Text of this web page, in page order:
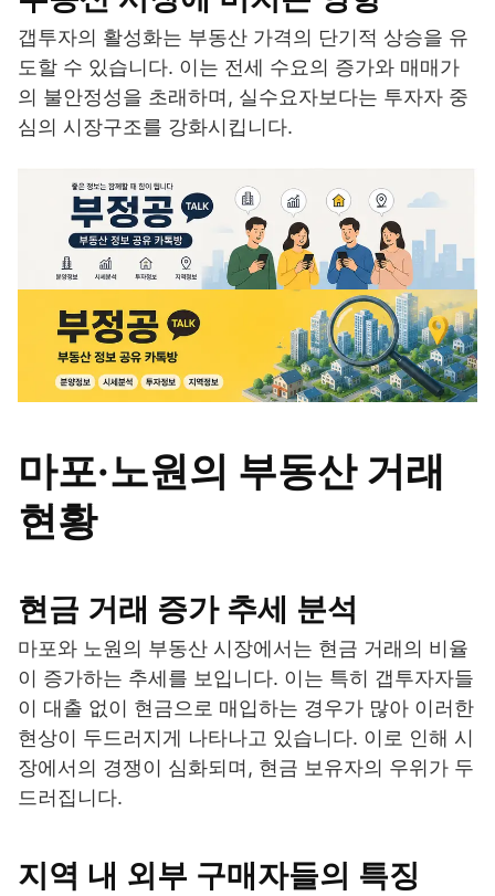
갭투자의 활성화는 부동산 가격의 단기적 상승을 유
도할 수 있습니다. 이는 전세 수요의 증가와 매매가
의 불안정성을 초래하며, 실수요자보다는 투자자 중
심의 시장구조를 강화시킵니다.
마포·노원의 부동산 거래
현황
현금 거래 증가 추세 분석
마포와 노원의 부동산 시장에서는 현금 거래의 비율
이 증가하는 추세를 보입니다. 이는 특히 갭투자자들
이 대출 없이 현금으로 매입하는 경우가 많아 이러한
현상이 두드러지게 나타나고 있습니다. 이로 인해 시
장에서의 경쟁이 심화되며, 현금 보유자의 우위가 두
드러집니다.
지역 내 외부 구매자들의 특징